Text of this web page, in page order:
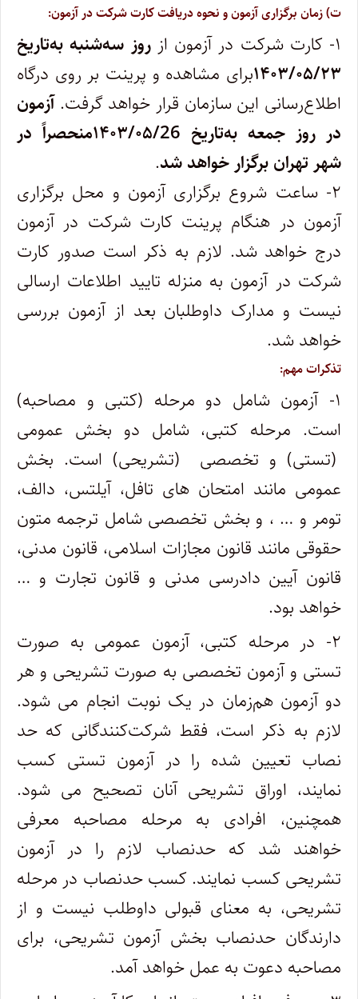
ت) زمان برگزاری آزمون و نحوه دریافت کارت شرکت در آزمون:
۱- کارت شرکت در آزمون از
روز سه‌شنبه به‌تاریخ
۱۴۰۳/۰۵/۲۳برای مشاهده و پرینت بر روی درگاه
اطلاع‌رسانی این سازمان قرار خواهد گرفت.آزمون
در روز جمعه به‌تاریخ ۱۴۰۳/۰۵/26منحصراً در
شهر تهران برگزار خواهد شد.
۲- ساعت شروع برگزاری آزمون و محل برگزاری
آزمون در هنگام پرینت کارت شرکت در آزمون
درج خواهد شد. لازم به ذکر است صدور کارت
شرکت در آزمون به منزله تایید اطلاعات ارسالی
نیست و مدارک داوطلبان بعد از آزمون بررسی
خواهد شد.
تذکرات مهم:
۱- آزمون شامل دو مرحله (کتبی و مصاحبه)
است. مرحله کتبی، شامل دو بخش عمومی
(تستی) و تخصصی (تشریحی) است. بخش
عمومی مانند امتحان های تافل، آیلتس، دالف،
تومر و … ، و بخش تخصصی شامل ترجمه متون
حقوقی مانند قانون مجازات اسلامی، قانون مدنی،
قانون آیین دادرسی مدنی و قانون تجارت و …
خواهد بود.
۲- در مرحله کتبی، آزمون عمومی به صورت
تستی و آزمون تخصصی به صورت تشریحی و هر
دو آزمون هم‌زمان در یک نوبت انجام می شود.
لازم به ذکر است، فقط شرکت‌کنندگانی که حد
نصاب تعیین شده را در آزمون تستی کسب
نمایند، اوراق تشریحی آنان تصحیح می شود.
همچنین، افرادی به مرحله مصاحبه معرفی
خواهند شد که حدنصاب لازم را در آزمون
تشریحی کسب نمایند. کسب حدنصاب در مرحله
تشریحی، به معنای قبولی داوطلب نیست و از
دارندگان حدنصاب بخش آزمون تشریحی، برای
مصاحبه دعوت به عمل خواهد آمد.